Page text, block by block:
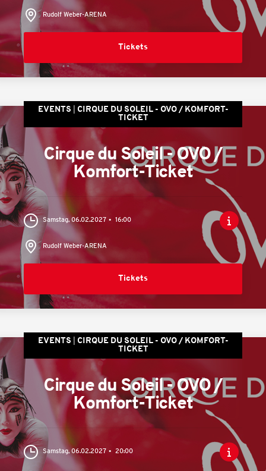
Rudolf Weber-ARENA
Tickets
EVENTS
CIRQUE DU SOLEIL - OVO / KOMFORT-
TICKET
Cirque du Soleil - OVO /
Komfort-Ticket
Samstag, 06.02.2027 16:00
Rudolf Weber-ARENA
Tickets
EVENTS
CIRQUE DU SOLEIL - OVO / KOMFORT-
TICKET
Cirque du Soleil - OVO /
Komfort-Ticket
Samstag, 06.02.2027 20:00